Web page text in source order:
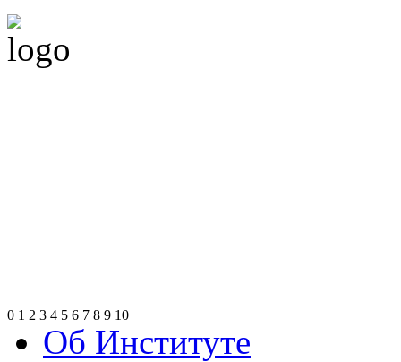
0 1 2 3 4 5 6 7 8 9 10
Об Институте